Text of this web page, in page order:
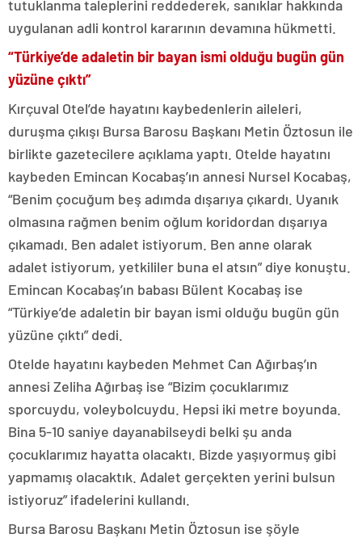
tutuklanma taleplerini reddederek, sanıklar hakkında
uygulanan adli kontrol kararının devamına hükmetti.
“Türkiye’de adaletin bir bayan ismi olduğu bugün gün
yüzüne çıktı”
Kırçuval Otel’de hayatını kaybedenlerin aileleri,
duruşma çıkışı Bursa Barosu Başkanı Metin Öztosun ile
birlikte gazetecilere açıklama yaptı. Otelde hayatını
kaybeden Emincan Kocabaş’ın annesi Nursel Kocabaş,
“Benim çocuğum beş adımda dışarıya çıkardı. Uyanık
olmasına rağmen benim oğlum koridordan dışarıya
çıkamadı. Ben adalet istiyorum. Ben anne olarak
adalet istiyorum, yetkililer buna el atsın” diye konuştu.
Emincan Kocabaş’ın babası Bülent Kocabaş ise
“Türkiye’de adaletin bir bayan ismi olduğu bugün gün
yüzüne çıktı” dedi.
Otelde hayatını kaybeden Mehmet Can Ağırbaş’ın
annesi Zeliha Ağırbaş ise “Bizim çocuklarımız
sporcuydu, voleybolcuydu. Hepsi iki metre boyunda.
Bina 5-10 saniye dayanabilseydi belki şu anda
çocuklarımız hayatta olacaktı. Bizde yaşıyormuş gibi
yapmamış olacaktık. Adalet gerçekten yerini bulsun
istiyoruz” ifadelerini kullandı.
Bursa Barosu Başkanı Metin Öztosun ise şöyle